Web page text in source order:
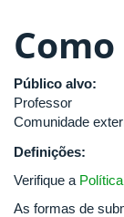
Público alvo:
Professor
Comunidade
Definições:
Verifique a
As formas de